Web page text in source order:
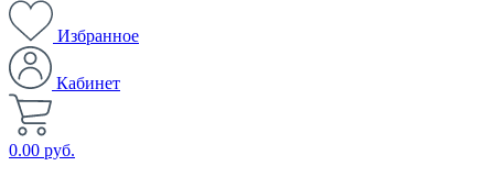
Избранное
Кабинет
0.00 руб.